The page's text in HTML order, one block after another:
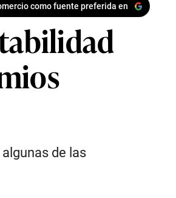
como fuente preferida en
de las